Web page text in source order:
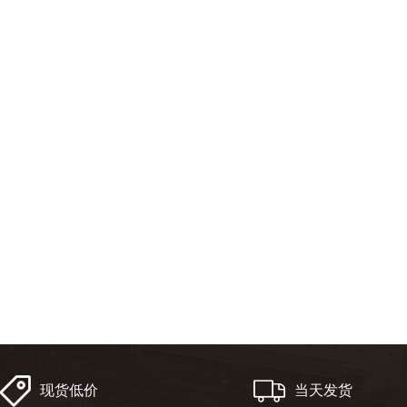
现货低价 当天发货